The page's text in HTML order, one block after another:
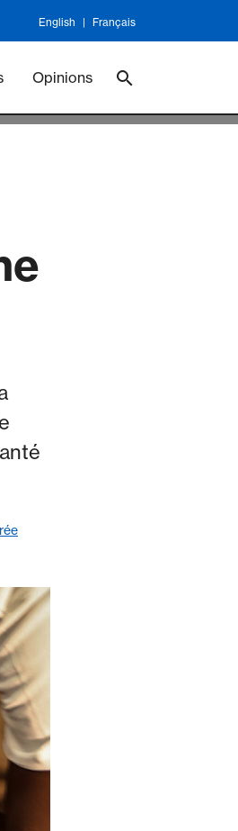
English Français
Opinions